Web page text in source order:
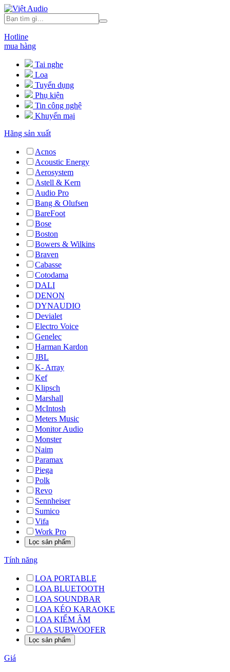
Hotline
mua hàng
Tai nghe
Loa
Tuyển dụng
Phụ kiện
Tin công nghệ
Khuyến mại
Hãng sản xuất
Acnos
Acoustic Energy
Aerosystem
Astell & Kern
Audio Pro
Bang & Olufsen
BareFoot
Bose
Boston
Bowers & Wilkins
Braven
Cabasse
Cotodama
DALI
DENON
DYNAUDIO
Devialet
Electro Voice
Genelec
Harman Kardon
JBL
K- Array
Kef
Klipsch
Marshall
McIntosh
Meters Music
Monitor Audio
Monster
Naim
Paramax
Piega
Polk
Revo
Sennheiser
Sumico
Vifa
Work Pro
Tính năng
LOA PORTABLE
LOA BLUETOOTH
LOA SOUNDBAR
LOA KÉO KARAOKE
LOA KIỂM ÂM
LOA SUBWOOFER
Giá